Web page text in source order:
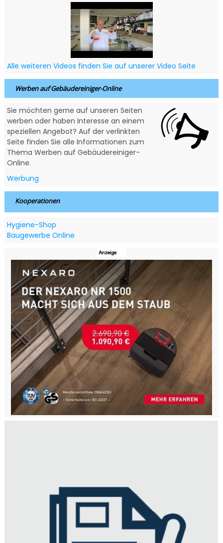
Alle weiteren Videos finden Sie auf unserer Video Seite
Werben auf Gebäudereiniger-Online
Sie möchten gerne auf unseren Seiten
werben oder haben Interesse an einem
speziellen Angebot? Auf der verlinkten
Seite finden Sie alle Informationen zum
Thema Werben auf Gebäudereiniger-
Online.
Werbung
Kooperationen
Hygiene-Shop
Baugewerbe Online